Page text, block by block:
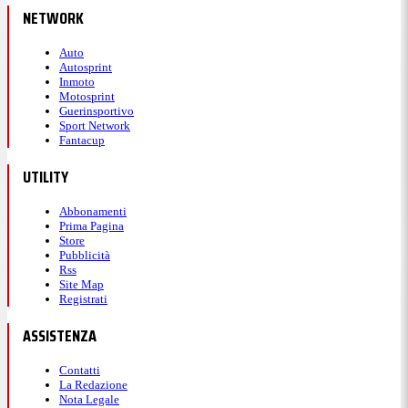
NETWORK
Auto
Autosprint
Inmoto
Motosprint
Guerinsportivo
Sport Network
Fantacup
UTILITY
Abbonamenti
Prima Pagina
Store
Pubblicità
Rss
Site Map
Registrati
ASSISTENZA
Contatti
La Redazione
Nota Legale